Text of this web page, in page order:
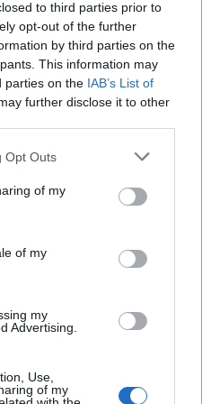
to third parties prior to
opt-out of the further
by third parties on the
This information may
parties on the IAB’s List of
further disclose it to other
Opt Outs
of my
of my
my
Advertising.
Use,
of my
2950 Articles
spécialisée en santé et
elle allie une solide
expérience concrète de la
Fervente adepte d’un mode
elle s’engage depuis de
des produits biologiques et
de l’environnement.
conseils pratiques, fiables et